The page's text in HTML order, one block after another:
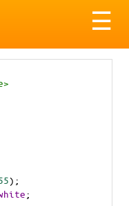
☰
>
);
;